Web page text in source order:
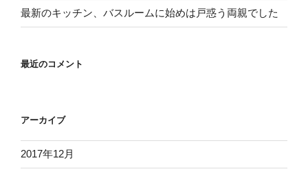
最新のキッチン、バスルームに始めは戸惑う両親でした
最近のコメント
アーカイブ
2017年12月